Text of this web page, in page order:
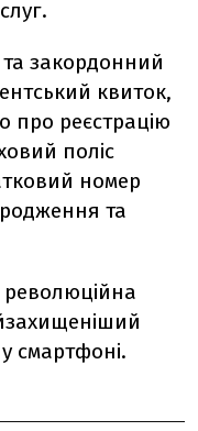
та закордонний
квиток,
про реєстрацію
поліс
номер
та
революційна
смартфоні.